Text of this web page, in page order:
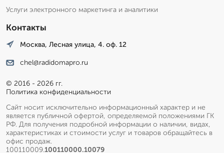
Услуги электронного маркетинга и аналитики
Контакты
Москва, Лесная улица, 4. оф. 12
chel@radidomapro.ru
© 2016 - 2026 гг.
Политика конфиденциальности
Сайт носит исключительно информационный характер и не
является публичной офертой, определяемой положениями ГК
РФ. Для получения подробной информации о наличии, видах,
характеристиках и стоимости услуг и товаров обращайтесь в
офис продаж.
100110009.100110000.10079